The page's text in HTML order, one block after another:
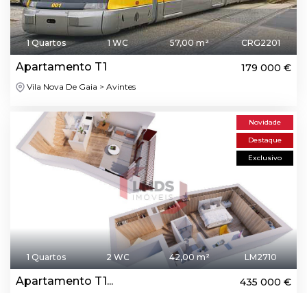
1 Quartos 1 WC 57,00 m² CRG2201
Apartamento T1 179 000 €
Vila Nova De Gaia > Avintes
Novidade
Destaque
Exclusivo
1 Quartos 2 WC 42,00 m² LM2710
Apartamento T1... 435 000 €